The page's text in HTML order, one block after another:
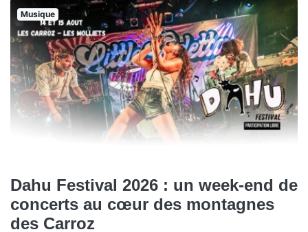
Musique
Dahu Festival 2026 : un week-end de
concerts au cœur des montagnes
des Carroz